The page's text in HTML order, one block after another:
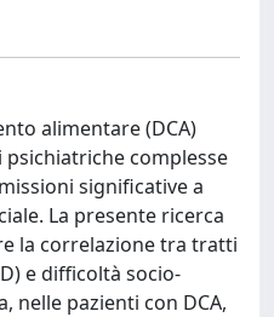
alimentare (DCA)
complesse
significative a
La presente ricerca
la correlazione tra tratti
e difficoltà socio-
nelle pazienti con DCA,